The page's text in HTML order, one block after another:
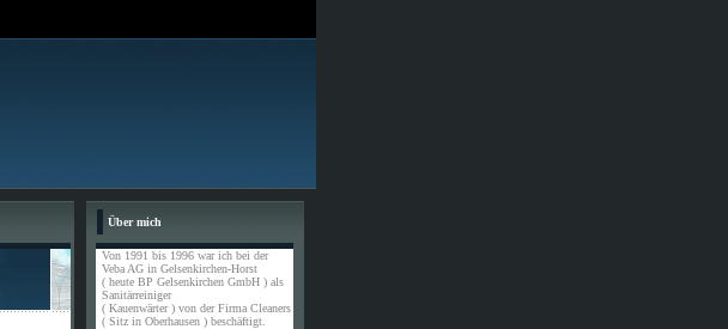
Über mich
Von 1991 bis 1996 war ich bei der
Veba AG in Gelsenkirchen-Horst
( heute BP Gelsenkirchen GmbH ) als
Sanitärreiniger
( Kauenwärter ) von der Firma Cleaners
( Sitz in Oberhausen ) beschäftigt.